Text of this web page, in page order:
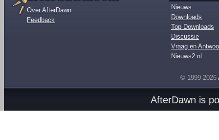
Over AfterDawn
Feedback
Nieuws
Downloads
Top Downloads
Discussie
Vraag en
Nieuws2.nl
© 1999-2026
AfterDawn is